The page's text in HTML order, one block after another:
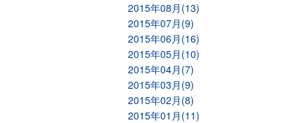
2015年08月(13)
2015年07月(9)
2015年06月(16)
2015年05月(10)
2015年04月(7)
2015年03月(9)
2015年02月(8)
2015年01月(11)